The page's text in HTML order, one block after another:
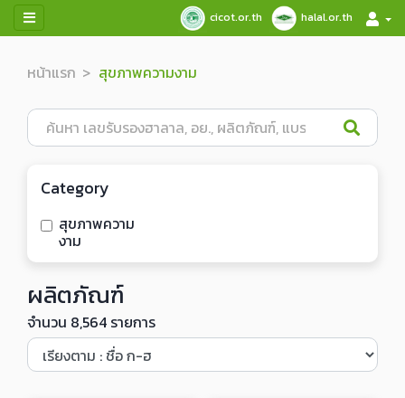
cicot.or.th halal.or.th
หน้าแรก สุขภาพความงาม
Category
สุขภาพความ
งาม
ผลิตภัณฑ์
จำนวน 8,564 รายการ